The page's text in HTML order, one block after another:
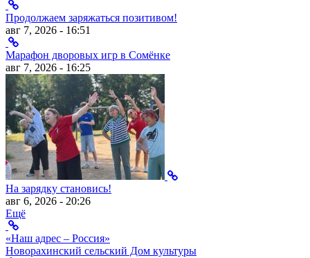
Продолжаем заряжаться позитивом!
авг 7, 2026 - 16:51
Марафон дворовых игр в Сомёнке
авг 7, 2026 - 16:25
На зарядку становись!
авг 6, 2026 - 20:26
Ещё
«Наш адрес – Россия»
Новорахинский сельский Дом культуры